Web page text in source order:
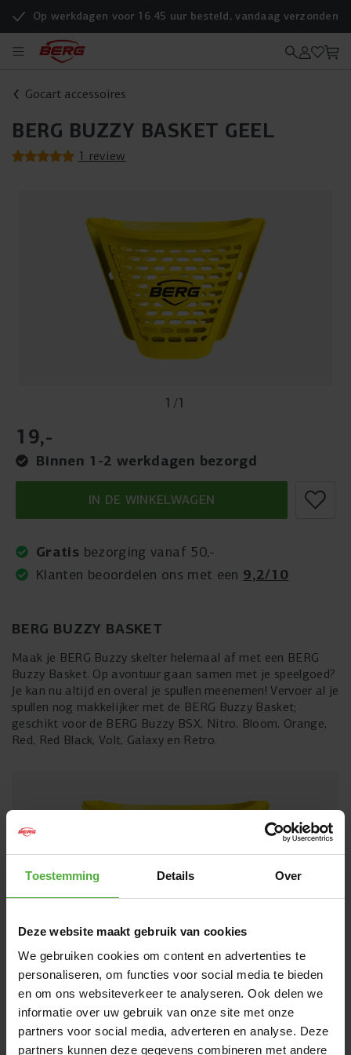
Toestemming Details Over
Deze website maakt gebruik van cookies
We gebruiken cookies om content en advertenties te
personaliseren, om functies voor social media te bieden
en om ons websiteverkeer te analyseren. Ook delen we
informatie over uw gebruik van onze site met onze
partners voor social media, adverteren en analyse. Deze
partners kunnen deze gegevens combineren met andere
Op werkdagen voor 16.45 uur besteld, vandaag verzonden
Gocart accessoires
BERG BUZZY BASKET GEEL
1 review
1 /1
BERG BUZZY BASKET
Maak je BERG Buzzy skelter helemaal af met een BERG
Buzzy Basket. Op avontuur gaan samen met je speelgoed?
Je kan nu altijd en overal je spullen meenemen! Vervoer al je
spullen nog makkelijker met de BERG Buzzy Basket;
geschikt voor de BERG Buzzy BSX, Nitro, Bloom, Orange,
Red, Red Black, Volt, Galaxy en Retro.
AFMETINGEN EN DETAILS
Product naam BERG Buzzy Basket geel
19,-
Binnen 1-2 werkdagen bezorgd
IN DE WINKELWAGEN
Gratis bezorging vanaf 50,-
Klanten beoordelen ons met een 9,2/10